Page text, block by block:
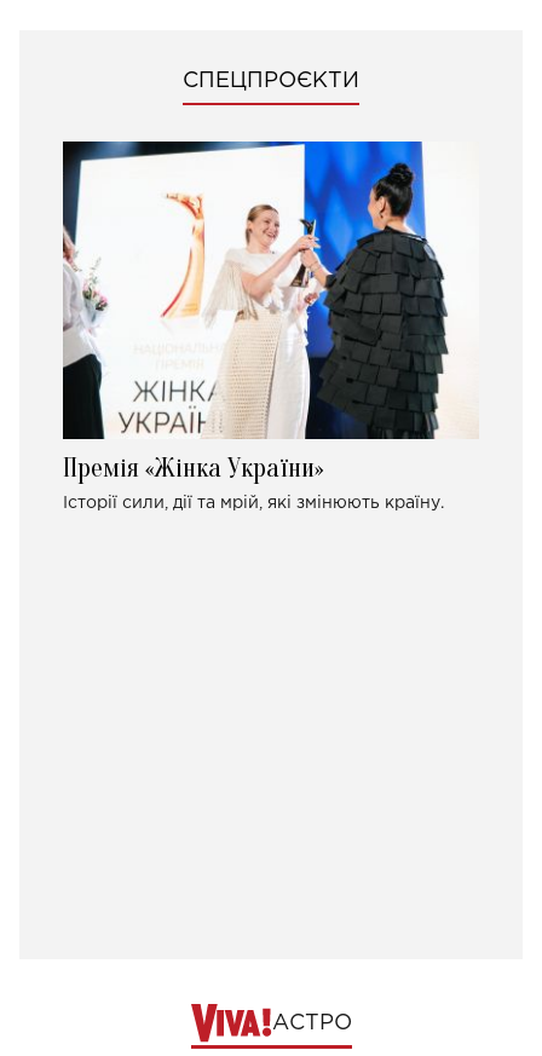
СПЕЦПРОЄКТИ
Премія «Жінка України»
Історії сили, дії та мрій, які змінюють країну.
АСТРО